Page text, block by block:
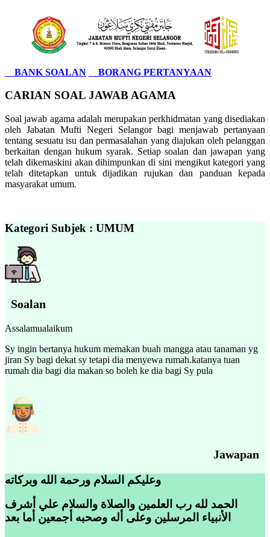
BANK SOALAN BORANG PERTANYAAN
CARIAN SOAL JAWAB AGAMA
Soal jawab agama adalah merupakan perkhidmatan yang disediakan
oleh Jabatan Mufti Negeri Selangor bagi menjawab pertanyaan
tentang sesuatu isu dan permasalahan yang diajukan oleh pelanggan
berkaitan dengan hukum syarak. Setiap soalan dan jawapan yang
telah dikemaskini akan dihimpunkan di sini mengikut kategori yang
telah ditetapkan untuk dijadikan rujukan dan panduan kepada
masyarakat umum.
Kategori Subjek : UMUM
Soalan
Assalamualaikum
Sy ingin bertanya hukum memakan buah mangga atau tanaman yg
jiran Sy bagi dekat sy tetapi dia menyewa rumah.katanya tuan
rumah dia bagi dia makan so boleh ke dia bagi Sy pula
Jawapan
وعليكم السلام ورحمة الله وبركاته
الحمد لله رب العلمين والصلاة والسلام علي أشرف
الأنبياء المرسلين وعلى أله وصحبه أجمعين أما بعد